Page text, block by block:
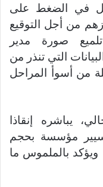
في الضغط على
من أجل التوقيع
صورة مدير
التي تنذر من
من أسوأ المراحل
يباشره إنقاذا
مؤسسة بحجم
ويؤكد بالملموس ما